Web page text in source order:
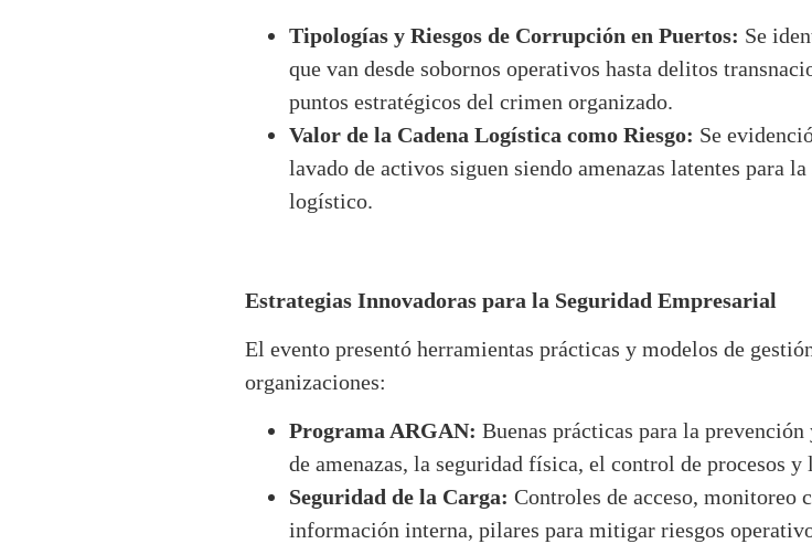
Tipologías y Riesgos de Corrupción en Puertos: Se
que van desde sobornos operativos hasta delitos
puntos estratégicos del crimen organizado.
Valor de la Cadena Logística como Riesgo: Se
lavado de activos siguen siendo amenazas latentes para
logístico.
Estrategias Innovadoras para la Seguridad Empresarial
El evento presentó herramientas prácticas y modelos de
organizaciones:
Programa ARGAN: Buenas prácticas para la
de amenazas, la seguridad física, el control de procesos
Seguridad de la Carga: Controles de acceso, monitoreo
información interna, pilares para mitigar riesgos